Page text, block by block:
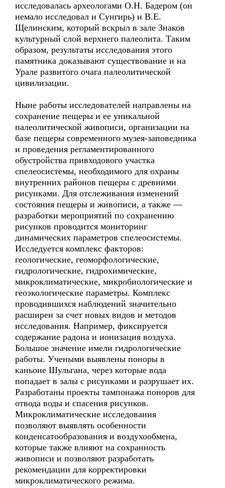
исследовалась археологами О.Н. Бадером (он
немало исследовал и Сунгирь) и В.Е.
Щелинским, который вскрыл в зале Знаков
культурный слой верхнего палеолита. Таким
образом, результаты исследования этого
памятника доказывают существование и на
Урале развитого очага палеолитической
цивилизации.
Ныне работы исследователей направлены на
сохранение пещеры и ее уникальной
палеолитической живописи, организации на
базе пещеры современного музея-заповедника
и проведения регламентированного
обустройства привходового участка
спелеосистемы, необходимого для охраны
внутренних районов пещеры с древними
рисунками. Для отслеживания изменений
состояния пещеры и живописи, а также —
разработки мероприятий по сохранению
рисунков проводится мониторинг
динамических параметров спелеосистемы.
Исследуется комплекс факторов:
геологические, геоморфологические,
гидрологические, гидрохимические,
микроклиматические, микробиологические и
геоэкологические параметры. Комплекс
проводившихся наблюдений значительно
расширен за счет новых видов и методов
исследования. Например, фиксируется
содержание радона и ионизация воздуха.
Большое значение имели гидрологические
работы. Учеными выявлены поноры в
каньоне Шульгана, через которые вода
попадает в залы с рисунками и разрушает их.
Разработаны проекты тампонажа поноров для
отвода воды и спасения рисунков.
Микроклиматические исследования
позволяют выявлять особенности
конденсатообразования и воздухообмена,
которые также влияют на сохранность
живописи и позволяют разработать
рекомендации для корректировки
микроклиматического режима.